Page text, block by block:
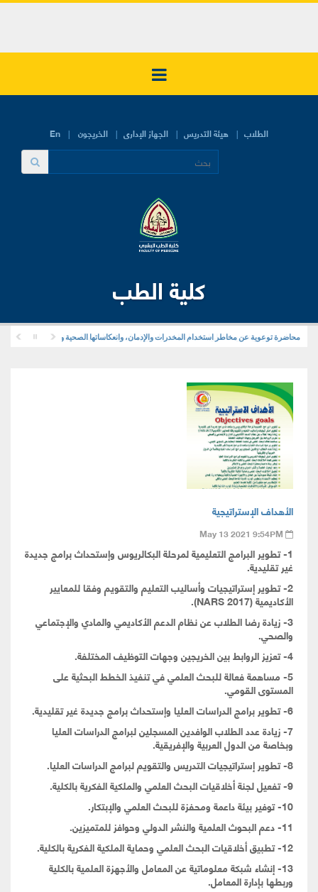
En الطلاب هيئة التدريس الجهاز الإدارى الخريجون
كلية الطب
محاضرة توعوية عن مخاطر استخدام المخدرات والإدمان، وانعكاساتها الصحية والنفسية والاجتماعية
محاضرة توعوية عن مخاطر استخدام المخدرات والإدمان، وانعكاساتها الصحية والنفسية
الأهداف الإستراتيجية
May 13 2021 9:54PM
1- تطوير البرامج التعليمية لمرحلة البكالريوس وإستحداث برامج جديدة
غير تقليدية.
2- تطوير إستراتيجيات وأساليب التعليم والتقويم وفقا للمعايير
الأكاديمية (NARS 2017).
3- زيادة رضا الطلاب عن نظام الدعم الأكاديمي والمادي والإجتماعي
والصحي.
4- تعزيز الروابط بين الخريجين وجهات التوظيف المختلفة.
5- مساهمة فعالة للبحث العلمي في تنفيذ الخطط البحثية على
المستوى القومي.
6- تطوير برامج الدراسات العليا وإستحداث برامج جديدة غير تقليدية.
7- زيادة عدد الطلاب الوافدين المسجلين لبرامج الدراسات العليا
وبخاصة من الدول العربية والإفريقية.
8- تطوير إستراتيجيات التدريس والتقويم لبرامج الدراسات العليا.
9- تفعيل لجنة أخلاقيات البحث العلمي والملكية الفكرية بالكلية.
10- توفير بيئة داعمة ومحفزة للبحث العلمي والإبتكار.
11- دعم البحوث العلمية والنشر الدولي وحوافز للمتميزين.
12- تطبيق أخلاقيات البحث العلمي وحماية الملكية الفكرية بالكلية.
13- إنشاء شبكة معلوماتية عن المعامل والأجهزة العلمية بالكلية
وربطها بإدارة المعامل.